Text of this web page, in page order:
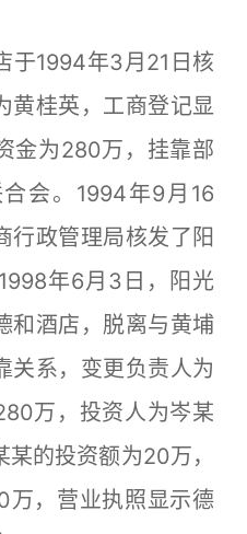
1994年3月21日核
黄桂英，工商登记显
金为280万，挂靠部
会。1994年9月16
行政管理局核发了阳
年6月3日，阳光
和酒店，脱离与黄埔
关系，变更负责人为
万，投资人为岑某
的投资额为20万，
万，营业执照显示德